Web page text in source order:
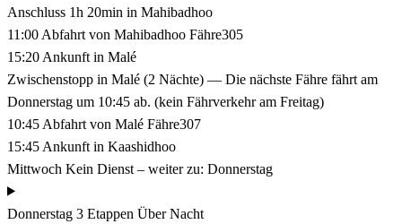
Anschluss 1h 20min in Mahibadhoo
11:00 Abfahrt von Mahibadhoo Fähre305
15:20 Ankunft in Malé
Zwischenstopp in Malé (2 Nächte) — Die nächste Fähre fährt am
Donnerstag um 10:45 ab. (kein Fährverkehr am Freitag)
10:45 Abfahrt von Malé Fähre307
15:45 Ankunft in Kaashidhoo
Mittwoch Kein Dienst – weiter zu: Donnerstag
Donnerstag 3 Etappen Über Nacht